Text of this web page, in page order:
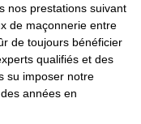
nos prestations suivant
de maçonnerie entre
de toujours bénéficier
qualifiés et des
su imposer notre
années en